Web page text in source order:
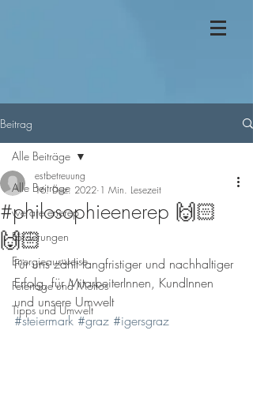
Beitrag
Alle Beiträge
we are enerep
Förderungen
Energieausweise
Feiertage und Mottos
Tipps und Umwelt
Alle Beiträge
#philosophieenerep 🙌🏻
🙌🏻
estbetreuung
16. Dez. 2022 1 Min. Lesezeit
Für uns zählt langfristiger und nachhaltiger
Erfolg, für MitarbeiterInnen, KundInnen
und unsere Umwelt
#steiermark #graz #igersgraz